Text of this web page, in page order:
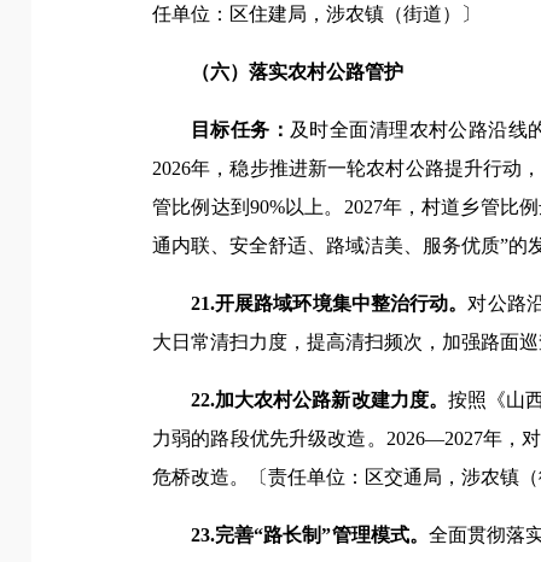
任单位：区住建局，涉农镇（街道）〕
（六）落实农村公路管护
目标任务： 及时全面清理农村公路沿线
2026年，稳步推进新一轮农村公路提升行动
管比例达到90%以上。2027年，村道乡管比
通内联、安全舒适、路域洁美、服务优质”的
21.开展路域环境集中整治行动。 对公路
大日常清扫力度，提高清扫频次，加强路面
22.加大农村公路新改建力度。 按照《山
力弱的路段优先升级改造。2026—2027年，
危桥改造。〔责任单位：区交通局，涉农镇
23.完善“路长制”管理模式。 全面贯彻落